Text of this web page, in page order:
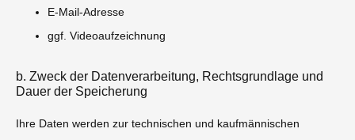
E-Mail-Adresse
ggf. Videoaufzeichnung
b. Zweck der Datenverarbeitung, Rechtsgrundlage und
Dauer der Speicherung
Ihre Daten werden zur technischen und kaufmännischen